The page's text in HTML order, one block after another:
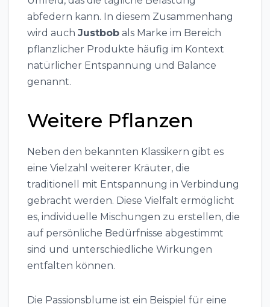
abfedern kann. In diesem Zusammenhang
wird auch Justbob als Marke im Bereich
pflanzlicher Produkte häufig im Kontext
natürlicher Entspannung und Balance
genannt.
Weitere Pflanzen
Neben den bekannten Klassikern gibt es
eine Vielzahl weiterer Kräuter, die
traditionell mit Entspannung in Verbindung
gebracht werden. Diese Vielfalt ermöglicht
es, individuelle Mischungen zu erstellen, die
auf persönliche Bedürfnisse abgestimmt
sind und unterschiedliche Wirkungen
entfalten können.
Die Passionsblume ist ein Beispiel für eine